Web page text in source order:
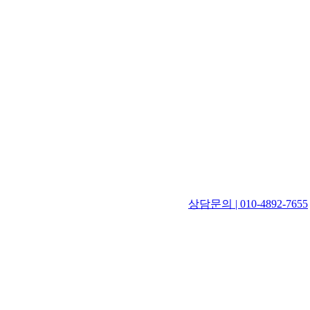
상담문의 | 010-4892-7655